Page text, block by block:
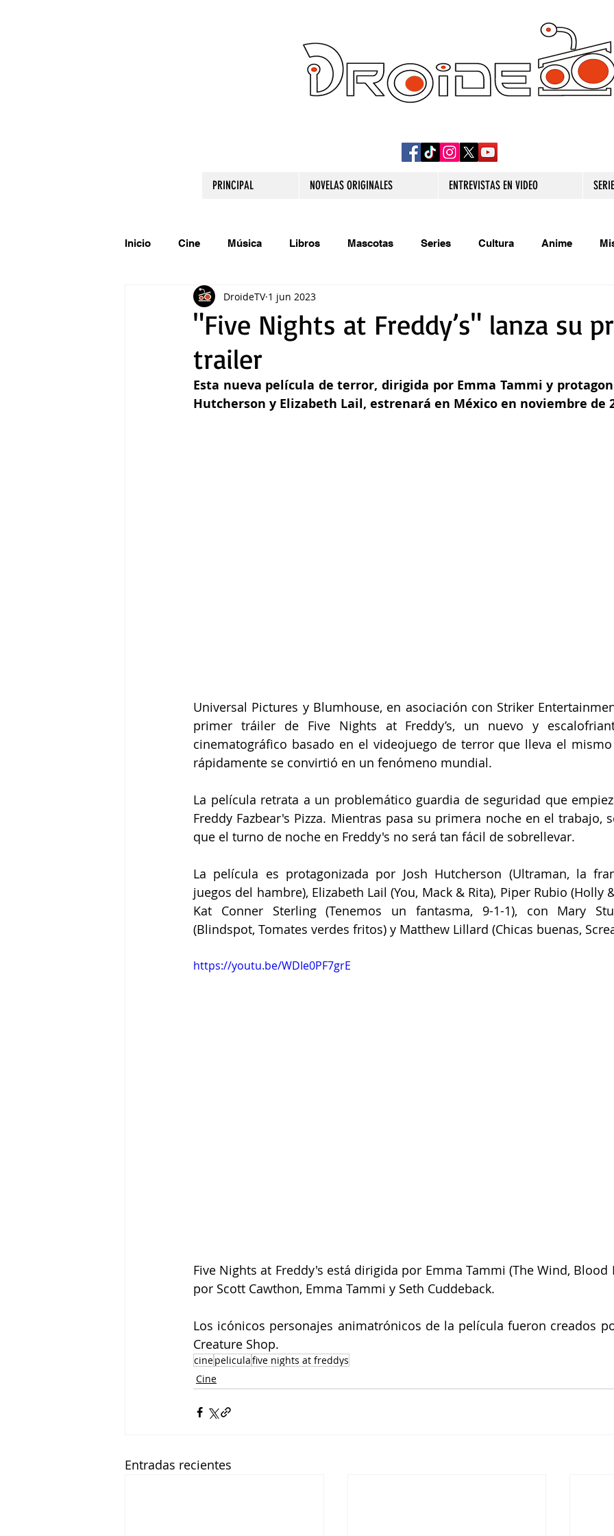
PRINCIPAL NOVELAS ORIGINALES ENTREVISTAS EN VIDEO
Inicio Cine Música Libros Mascotas Series Cultura Anime
Comparte tu talento Relatos originales
Gastronomía Tecnología
"Five Nights at Freddy’s" lanza su
trailer
DroideTV 1 jun 2023
Esta nueva película de terror, dirigida por Emma Tammi y
Hutcherson y Elizabeth Lail, estrenará en México en noviembre de
Universal Pictures y Blumhouse, en asociación con Striker
primer tráiler de Five Nights at Freddy’s, un nuevo y
cinematográfico basado en el videojuego de terror que lleva el
rápidamente se convirtió en un fenómeno mundial.
La película retrata a un problemático guardia de seguridad que
Freddy Fazbear's Pizza. Mientras pasa su primera noche en el trabajo,
que el turno de noche en Freddy's no será tan fácil de sobrellevar.
La película es protagonizada por Josh Hutcherson (Ultraman, la
juegos del hambre), Elizabeth Lail (You, Mack & Rita), Piper Rubio (Holly
Kat Conner Sterling (Tenemos un fantasma, 9-1-1), con Mary
(Blindspot, Tomates verdes fritos) y Matthew Lillard (Chicas buenas,
https://youtu.be/WDIe0PF7grE
Five Nights at Freddy's está dirigida por Emma Tammi (The Wind, Blood
por Scott Cawthon, Emma Tammi y Seth Cuddeback.
Los icónicos personajes animatrónicos de la película fueron creados
Creature Shop.
cinepeliculafive nights at freddys
Cine
Entradas recientes